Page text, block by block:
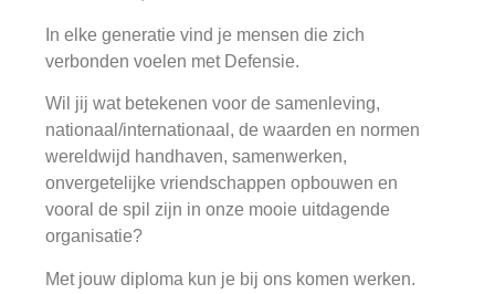
In elke generatie vind je mensen die zich
verbonden voelen met Defensie.
Wil jij wat betekenen voor de samenleving,
nationaal/internationaal, de waarden en normen
wereldwijd handhaven, samenwerken,
onvergetelijke vriendschappen opbouwen en
vooral de spil zijn in onze mooie uitdagende
organisatie?
Met jouw diploma kun je bij ons komen werken.